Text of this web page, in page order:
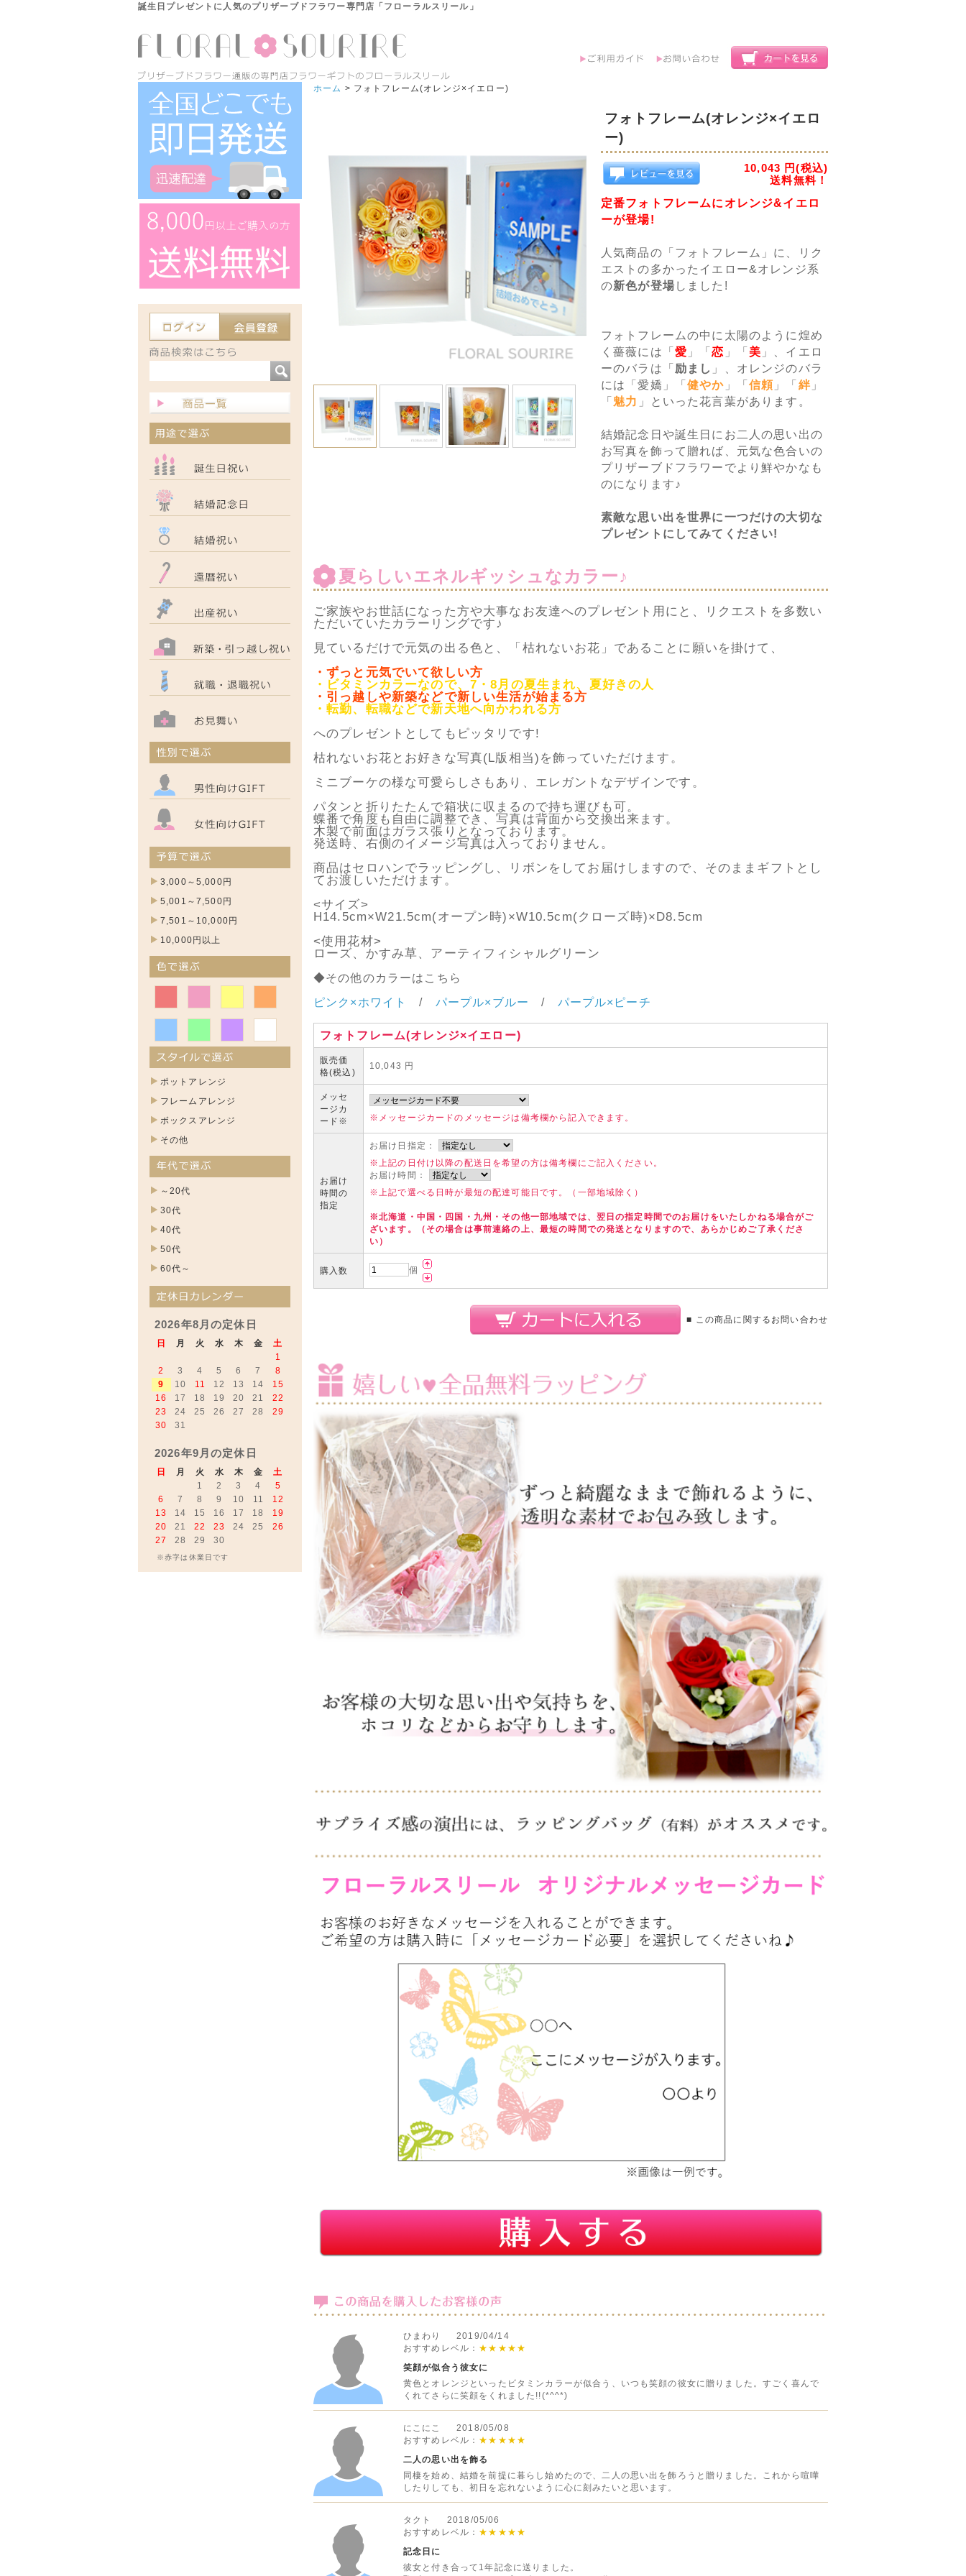
誕生日プレゼントに人気のプリザーブドフラワー専門店「フローラルスリール」
3,000～5,000円
5,001～7,500円
7,501～10,000円
10,000円以上
ポットアレンジ
フレームアレンジ
ボックスアレンジ
その他
～20代
30代
40代
50代
60代～
2026年8月の定休日
日 月 火 水 木 金
土
1
2
3 4 5 6 7
8
9
10 11 12 13 14
15
16
17 18 19 20 21
22
23
24 25 26 27 28
29
30
31
2026年9月の定休日
日 月 火 水 木 金
土
1
2 3 4
5
6
7 8 9 10 11
12
13
14 15 16 17 18
19
20
21 22 23 24 25
26
27
28 29 30
※赤字は休業日です
ホーム > フォトフレーム(オレンジ×イエロー)
フォトフレーム(オレンジ×イエロ
ー)
10,043 円(税込)
送料無料！
定番フォトフレームにオレンジ&イエロ
ーが登場!
人気商品の「フォトフレーム」に、リク
エストの多かったイエロー&オレンジ系
の新色が登場 しました!
フォトフレームの中に太陽のように煌め
く薔薇には「 愛 」「恋 」「 美 」、イエロ
ーのバラは「 励まし 」、オレンジのバラ
には「愛嬌」「健やか 」「 信頼 」「 絆」
「 魅力 」といった花言葉があります。
結婚記念日や誕生日にお二人の思い出の
お写真を飾って贈れば、元気な色合いの
プリザーブドフラワーでより鮮やかなも
のになります♪
素敵な思い出を世界に一つだけの大切な
プレゼントにしてみてください!
夏らしいエネルギッシュなカラー♪
ご家族やお世話になった方や大事なお友達へのプレゼント用にと、リクエストを多数い
ただいていたカラーリングです♪
見ているだけで元気の出る色と、「枯れないお花」であることに願いを掛けて、
・ずっと元気でいて欲しい方
・ビタミンカラーなので、7・8月の夏生まれ、夏好きの人
・引っ越しや新築などで新しい生活が始まる方
・転勤、転職などで新天地へ向かわれる方
へのプレゼントとしてもピッタリです!
枯れないお花とお好きな写真(L版相当)を飾っていただけます。
ミニブーケの様な可愛らしさもあり、エレガントなデザインです。
パタンと折りたたんで箱状に収まるので持ち運びも可。
蝶番で角度も自由に調整でき、写真は背面から交換出来ます。
木製で前面はガラス張りとなっております。
発送時、右側のイメージ写真は入っておりません。
商品はセロハンでラッピングし、リボンをしてお届けしますので、そのままギフトとし
てお渡しいただけます。
<サイズ>
H14.5cm×W21.5cm(オープン時)×W10.5cm(クローズ時)×D8.5cm
<使用花材>
ローズ、かすみ草、アーティフィシャルグリーン
◆その他のカラーはこちら
ピンク×ホワイト
/ パープル×ブルー / パープル×ピーチ
フォトフレーム(オレンジ×イエロー)
販売価
格(税込)
10,043 円
メッセ
ージカ
ード ※ ※メッセージカードのメッセージは備考欄から記入できます。
お届け
時間の
指定
お届け日指定：
※上記の日付け以降の配送日を希望の方は備考欄にご記入ください。
お届け時間：
※上記で選べる日時が最短の配達可能日です。（一部地域除く）
※北海道・中国・四国・九州・その他一部地域では、翌日の指定時間でのお届けをいたしかねる場合がご
ざいます。（その場合は事前連絡の上、最短の時間での発送となりますので、あらかじめご了承くださ
い）
購入数 個
■ この商品に関するお問い合わせ
ひまわり 2019/04/14
おすすめレベル： ★★★★★
笑顔が似合う彼女に
黄色とオレンジといったビタミンカラーが似合う、いつも笑顔の彼女に贈りました。すごく喜んで
くれてさらに笑顔をくれました!!(*^^*)
にこにこ 2018/05/08
おすすめレベル： ★★★★★
二人の思い出を飾る
同棲を始め、結婚を前提に暮らし始めたので、二人の思い出を飾ろうと贈りました。これから喧嘩
したりしても、初日を忘れないように心に刻みたいと思います。
タクト 2018/05/06
おすすめレベル： ★★★★★
記念日に
彼女と付き合って1年記念に送りました。